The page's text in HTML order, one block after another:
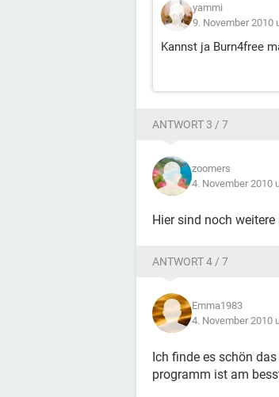
yammi
9. November 2010
Kannst ja Burn4free
ANTWORT 3 / 7
zoomers
4. November 2010
Hier sind noch
ANTWORT 4 / 7
Emma1983
4. November 2010
Ich finde es schön
programm ist am